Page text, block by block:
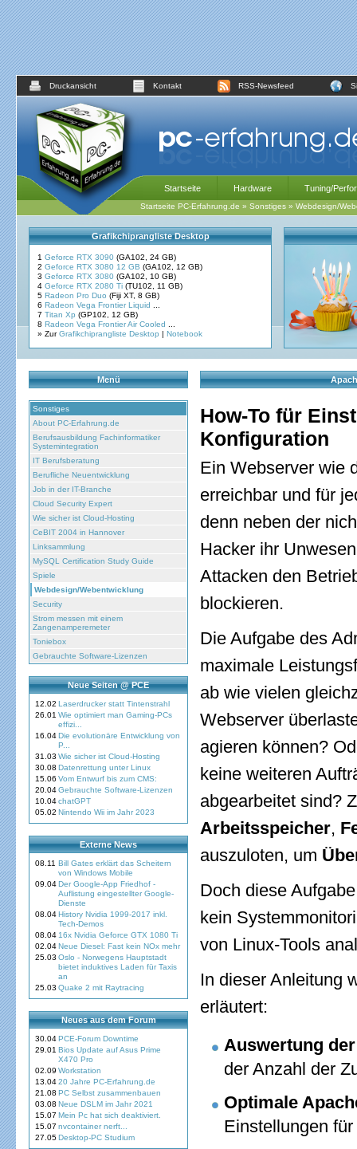
Druckansicht Kontakt RSS-Newsfeed
Startseite Hardware Tuning/
Startseite PC-Erfahrung.de » Sonstiges » Webdesign/
Grafikchiprangliste Desktop
1 Geforce RTX 3090 (GA102, 24 GB)
2 Geforce RTX 3080 12 GB (GA102, 12 GB)
3 Geforce RTX 3080 (GA102, 10 GB)
4 Geforce RTX 2080 Ti (TU102, 11 GB)
5 Radeon Pro Duo (Fiji XT, 8 GB)
6 Radeon Vega Frontier Liquid
7 Titan Xp (GP102, 12 GB)
8 Radeon Vega Frontier Air Cooled
» ZurGrafikchiprangliste Desktop | Notebook
Menü
Sonstiges
About PC-Erfahrung.de
Berufsausbildung Fachinformatiker
Systemintegration
IT Berufsberatung
Berufliche Neuentwicklung
Job in der IT-Branche
Cloud Security Expert
Wie sicher ist Cloud-Hosting
CeBIT 2004 in Hannover
Linksammlung
MySQL Certification Study Guide
Spiele
Webdesign/Webentwicklung
Security
Strom messen mit einem
Zangenamperemeter
Toniebox
Gebrauchte Software-Lizenzen
Neue Seiten @ PCE
12.02 Laserdrucker statt Tintenstrahl
26.01 Wie optimiert man Gaming-PCs
effizi...
16.04Die evolutionäre Entwicklung von
P...
31.03 Wie sicher ist Cloud-Hosting
30.08 Datenrettung unter Linux
15.06 Vom Entwurf bis zum CMS:
20.04Gebrauchte Software-Lizenzen
10.04chatGPT
05.02 Nintendo Wii im Jahr 2023
Externe News
08.11 Bill Gates erklärt das Scheitern
von Windows Mobile
09.04Der Google-App Friedhof -
Auflistung eingestellter Google-
Dienste
08.04History Nvidia 1999-2017 inkl.
Tech-Demos
08.04 16x Nvidia Geforce GTX 1080 Ti
02.04Neue Diesel: Fast kein NOx mehr
25.03 Oslo - Norwegens Hauptstadt
bietet induktives Laden für Taxis
an
25.03 Quake 2 mit Raytracing
Neues aus dem Forum
30.04PCE-Forum Downtime
29.01 Bios Update auf Asus Prime
X470 Pro
02.09 Workstation
13.0420 Jahre PC-Erfahrung.de
21.08 PC Selbst zusammenbauen
03.08 Neue DSLM im Jahr 2021
15.07 Mein Pc hat sich deaktiviert.
15.07 nvcontainer nerft...
27.05Desktop-PC Studium
How-To für
Konfiguration
Ein Webserver wie
erreichbar und für
denn neben der
Hacker ihr
Attacken den
blockieren.
Die Aufgabe des
maximale
ab wie vielen
Webserver
agieren können?
keine weiteren
abgearbeitet sind?
Arbeitsspeicher,
auszuloten, um
Doch diese
kein
von Linux-Tools
In dieser Anleitung
erläutert:
Auswertung
der Anzahl der
Optimale
Einstellungen